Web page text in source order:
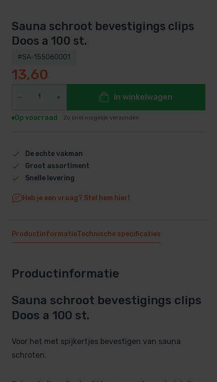
Sauna schroot bevestigings clips
Doos a 100 st.
#SA-155060001
13,60
In winkelwagen
Op voorraad Zo snel mogelijk verzonden
De echte vakman
Groot assortiment
Snelle levering
Heb je een vraag? Stel hem hier!
ProductinformatieTechnische specificaties
Productinformatie
Sauna schroot bevestigings clips
Doos a 100 st.
Voor het met spijkertjes bevestigen van sauna
schroten.